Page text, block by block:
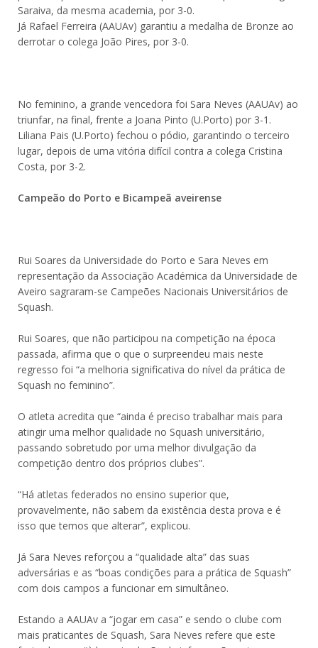
Saraiva, da mesma academia, por 3-0.
Já Rafael Ferreira (AAUAv) garantiu a medalha de Bronze ao
derrotar o colega João Pires, por 3-0.
No feminino, a grande vencedora foi Sara Neves (AAUAv) ao
triunfar, na final, frente a Joana Pinto (U.Porto) por 3-1.
Liliana Pais (U.Porto) fechou o pódio, garantindo o terceiro
lugar, depois de uma vitória difícil contra a colega Cristina
Costa, por 3-2.
Campeão do Porto e Bicampeã aveirense
Rui Soares da Universidade do Porto e Sara Neves em
representação da Associação Académica da Universidade de
Aveiro sagraram-se Campeões Nacionais Universitários de
Squash.
Rui Soares, que não participou na competição na época
passada, afirma que o que o surpreendeu mais neste
regresso foi “a melhoria significativa do nível da prática de
Squash no feminino”.
O atleta acredita que “ainda é preciso trabalhar mais para
atingir uma melhor qualidade no Squash universitário,
passando sobretudo por uma melhor divulgação da
competição dentro dos próprios clubes”.
“Há atletas federados no ensino superior que,
provavelmente, não sabem da existência desta prova e é
isso que temos que alterar”, explicou.
Já Sara Neves reforçou a “qualidade alta” das suas
adversárias e as “boas condições para a prática de Squash”
com dois campos a funcionar em simultâneo.
Estando a AAUAv a “jogar em casa” e sendo o clube com
mais praticantes de Squash, Sara Neves refere que este